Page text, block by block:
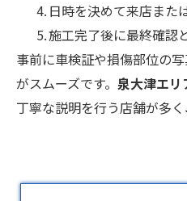
日時を決めて来店また
施工完了後に最終確認
事前に車検証や損傷部位の
がスムーズです。 泉大津エリ
丁寧な説明を行う店舗が多く